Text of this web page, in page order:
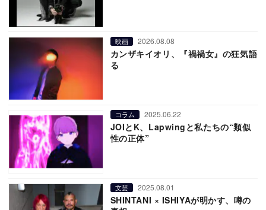
映画 2026.08.08
カンザキイオリ、『禍禍女』の狂気語
る
コラム 2025.06.22
JOIとK、Lapwingと私たちの“類似
性の正体”
文芸 2025.08.01
SHINTANI × ISHIYAが明かす、噂の